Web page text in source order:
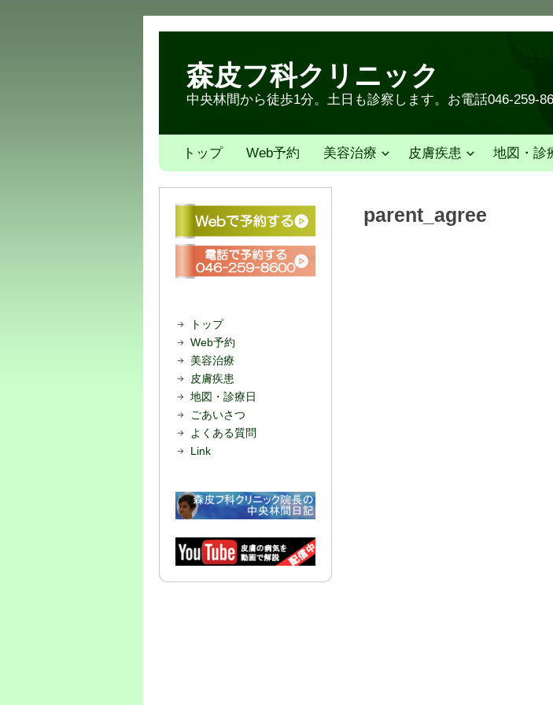
森皮フ科クリニック
中央林間から徒歩1分。土日も診察します。お電話046-259-
トップ Web予約 美容治療 皮膚疾患 地図・診
parent_agree
トップ
Web予約
美容治療
皮膚疾患
地図・診療日
ごあいさつ
よくある質問
Link